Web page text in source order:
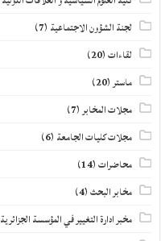
لجنة الشؤون الاجتماعية (7)
لقاءات(20)
ماستر(20)
مجلات المخابر(7)
مجلات كليات الجامعة (6)
محاضرات(14)
مخابر البحث(4)
مخبر ادارة التغيير في المؤسسة الجزائرية